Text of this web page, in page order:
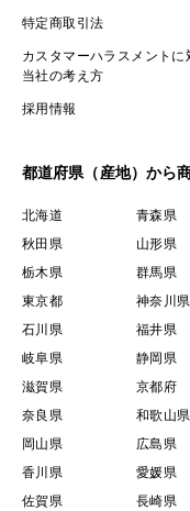
特定商取引法
カスタマーハラスメントに
当社の考え方
採用情報
都道府県（産地）から
北海道 青森県
秋田県
山形県
栃木県
群馬県
東京都
神奈川県
石川県
福井県
岐阜県
静岡県
滋賀県
京都府
奈良県
和歌山県
岡山県
広島県
香川県
愛媛県
佐賀県
長崎県